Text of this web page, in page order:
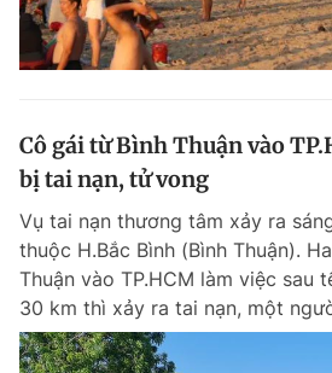
Sản phẩm khác
Tiện ích Bạn
Thông tin tòa soạn Liên
Đọc Thanh Niên trên điện thoại
Cô gái từ Bình Thuận vào
bị tai nạn, tử vong
Vụ tai nạn thương tâm xảy ra
thuộc H.Bắc Bình (Bình Thuận).
Thuận vào TP.HCM làm việc sau
30 km thì xảy ra tai nạn, một